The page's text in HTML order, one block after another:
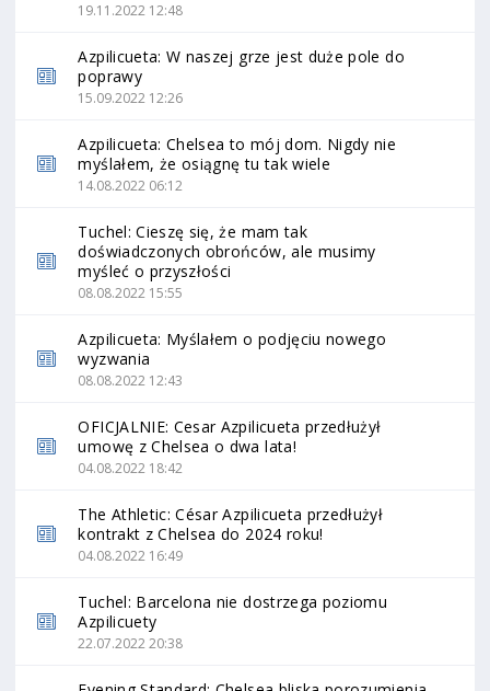
19.11.2022 12:48
Azpilicueta: W naszej grze jest duże pole do
poprawy
15.09.2022 12:26
Azpilicueta: Chelsea to mój dom. Nigdy nie
myślałem, że osiągnę tu tak wiele
14.08.2022 06:12
Tuchel: Cieszę się, że mam tak
doświadczonych obrońców, ale musimy
myśleć o przyszłości
08.08.2022 15:55
Azpilicueta: Myślałem o podjęciu nowego
wyzwania
08.08.2022 12:43
OFICJALNIE: Cesar Azpilicueta przedłużył
umowę z Chelsea o dwa lata!
04.08.2022 18:42
The Athletic: César Azpilicueta przedłużył
kontrakt z Chelsea do 2024 roku!
04.08.2022 16:49
Tuchel: Barcelona nie dostrzega poziomu
Azpilicuety
22.07.2022 20:38